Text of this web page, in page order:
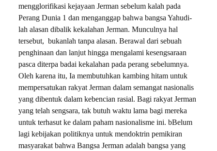
mengglorifikasi kejayaan Jerman sebelum kalah pada
Perang Dunia 1 dan menganggap bahwa bangsa Yahudi-
lah alasan dibalik kekalahan Jerman. Munculnya hal
tersebut, bukanlah tanpa alasan. Berawal dari sebuah
penghinaan dan lanjut hingga mengalami kesengsaraan
pasca diterpa badai kekalahan pada perang sebelumnya.
Oleh karena itu, Ia membutuhkan kambing hitam untuk
mempersatukan rakyat Jerman dalam semangat nasionalis
yang dibentuk dalam kebencian rasial. Bagi rakyat Jerman
yang telah sengsara, tak butuh waktu lama bagi mereka
untuk terhasut ke dalam paham nasionalisme ini. bBelum
lagi kebijakan politiknya untuk mendoktrin pemikiran
masyarakat bahwa Bangsa Jerman adalah bangsa yang